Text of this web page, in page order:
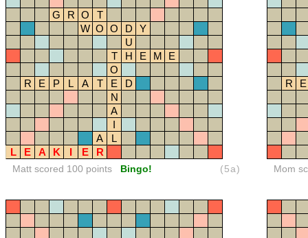
G R O
T
W O O D
Y
U
T
H E M
E
O
R
E P L A T E
D
N
A
I
A
L
L
E A K I E R
Matt scored 100 points Bingo! (5a)
R E
Mom